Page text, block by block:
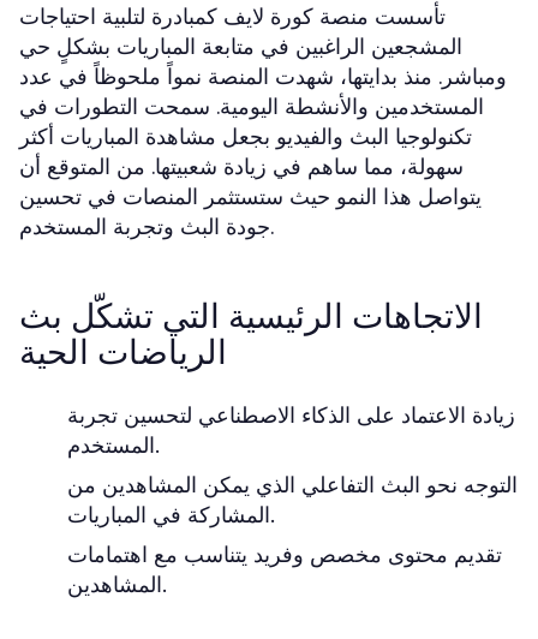
تأسست منصة كورة لايف كمبادرة لتلبية احتياجات
المشجعين الراغبين في متابعة المباريات بشكلٍ حي
ومباشر. منذ بدايتها، شهدت المنصة نمواً ملحوظاً في عدد
المستخدمين والأنشطة اليومية. سمحت التطورات في
تكنولوجيا البث والفيديو بجعل مشاهدة المباريات أكثر
سهولة، مما ساهم في زيادة شعبيتها. من المتوقع أن
يتواصل هذا النمو حيث ستستثمر المنصات في تحسين
جودة البث وتجربة المستخدم.
الاتجاهات الرئيسية التي تشكّل بث
الرياضات الحية
زيادة الاعتماد على الذكاء الاصطناعي لتحسين تجربة
المستخدم.
التوجه نحو البث التفاعلي الذي يمكن المشاهدين من
المشاركة في المباريات.
تقديم محتوى مخصص وفريد يتناسب مع اهتمامات
المشاهدين.